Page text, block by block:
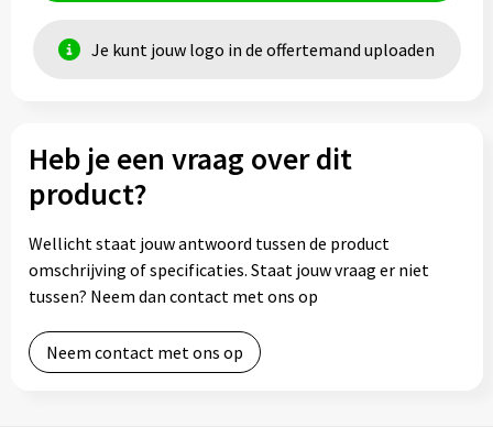
Je kunt jouw logo in de offertemand uploaden
Heb je een vraag over dit
product?
Wellicht staat jouw antwoord tussen de product
omschrijving of specificaties. Staat jouw vraag er niet
tussen? Neem dan contact met ons op
Neem contact met ons op